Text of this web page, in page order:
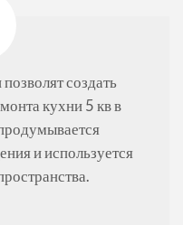
создать
кухни 5 кв в
и используется